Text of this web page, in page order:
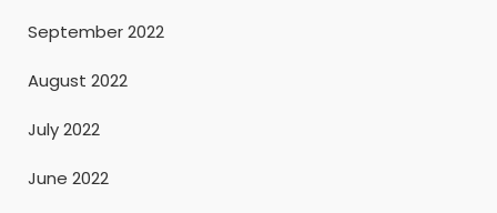
September 2022
August 2022
July 2022
June 2022